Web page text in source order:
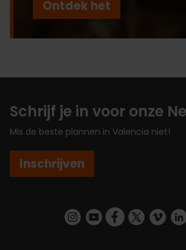
Ontdek het
Schrijf je in voor onze
Mis de beste plannen in Valencia niet!
Inschrijven
https://www.instagram.com/
https://https://https://https://
https://